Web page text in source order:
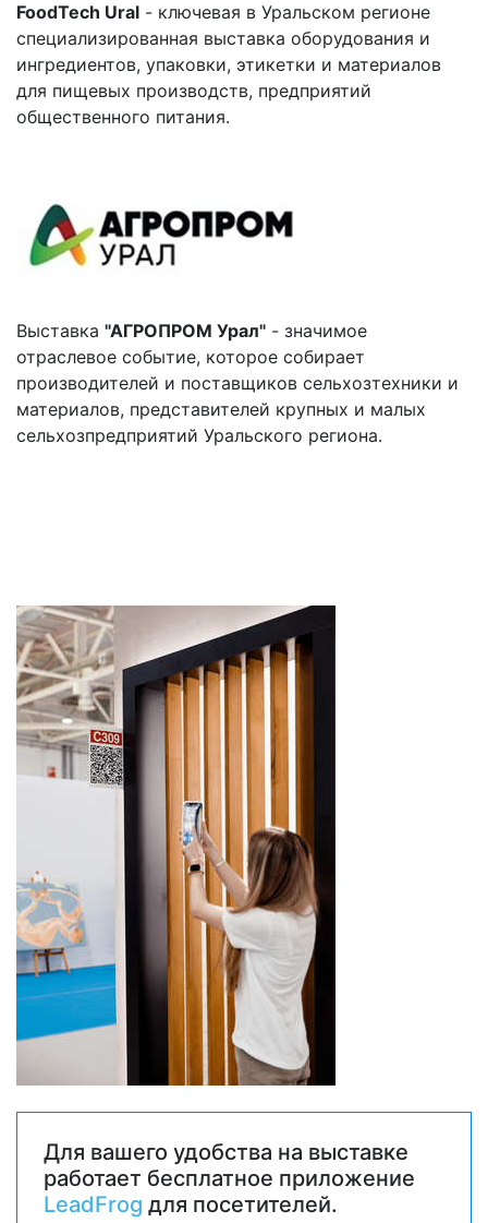
FoodTech Ural - ключевая в Уральском регионе
специализированная выставка оборудования и
ингредиентов, упаковки, этикетки и материалов
для пищевых производств, предприятий
общественного питания.
Выставка "АГРОПРОМ Урал" - значимое
отраслевое событие, которое собирает
производителей и поставщиков сельхозтехники и
материалов, представителей крупных и малых
сельхозпредприятий Уральского региона.
Для вашего удобства на выставке
работает бесплатное приложение
LeadFrog для посетителей.